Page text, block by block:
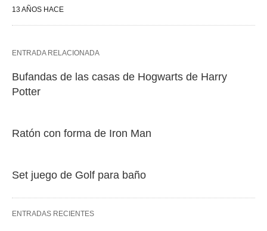
13 AÑOS HACE
ENTRADA RELACIONADA
Bufandas de las casas de Hogwarts de Harry
Potter
Ratón con forma de Iron Man
Set juego de Golf para baño
ENTRADAS RECIENTES